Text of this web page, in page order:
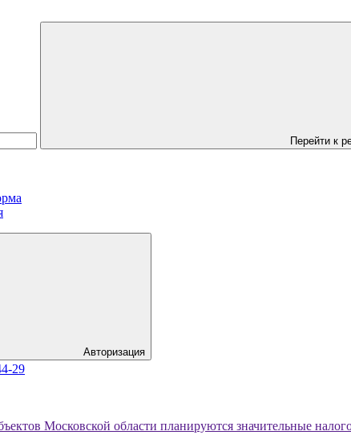
Перейти к
Авторизация
29
Московской области планируются значительные